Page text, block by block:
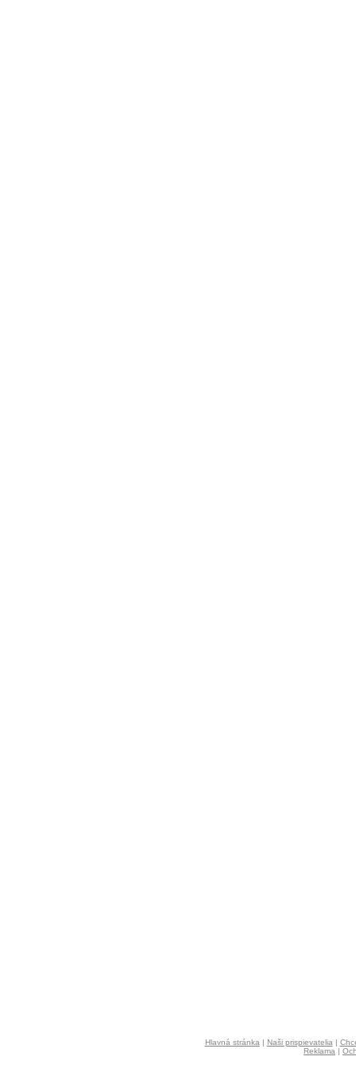
Hlavná stránka | Naši prispievatelia |
Reklama |